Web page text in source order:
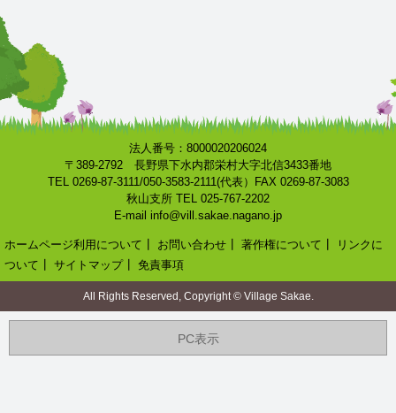
法人番号：8000020206024
〒389-2792 長野県下水内郡栄村大字北信3433番地
TEL 0269-87-3111/050-3583-2111(代表）FAX 0269-87-3083
秋山支所 TEL 025-767-2202
E-mail info@vill.sakae.nagano.jp
ホームページ利用について お問い合わせ 著作権について
リンクに
ついて
サイトマップ┃ 免責事項
All Rights Reserved, Copyright © Village Sakae.
PC表示